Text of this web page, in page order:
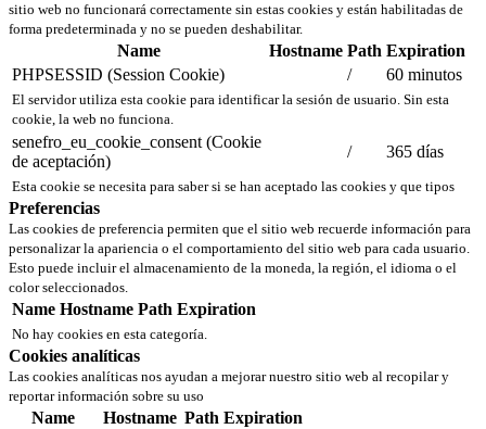
sitio web no funcionará correctamente sin estas cookies y están habilitadas de
forma predeterminada y no se pueden deshabilitar.
Name Hostname Path Expiration
PHPSESSID (Session Cookie)
/ 60 minutos
El servidor utiliza esta cookie para identificar la sesión de usuario. Sin esta
cookie, la web no funciona.
senefro_eu_cookie_consent (Cookie
de aceptación)
/ 365 días
Esta cookie se necesita para saber si se han aceptado las cookies y que tipos
Preferencias
Las cookies de preferencia permiten que el sitio web recuerde información para
personalizar la apariencia o el comportamiento del sitio web para cada usuario.
Esto puede incluir el almacenamiento de la moneda, la región, el idioma o el
color seleccionados.
Name Hostname Path Expiration
No hay cookies en esta categoría.
Cookies analíticas
Las cookies analíticas nos ayudan a mejorar nuestro sitio web al recopilar y
reportar información sobre su uso
Name Hostname Path Expiration